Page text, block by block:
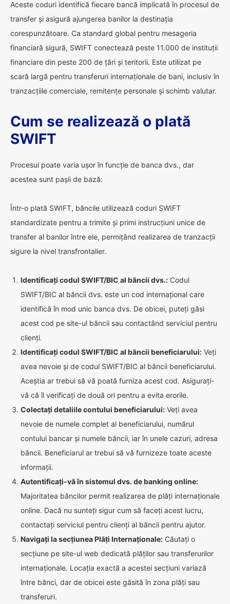
Aceste coduri identifică fiecare bancă implicată în procesul de
transfer și asigură ajungerea banilor la destinația
corespunzătoare. Ca standard global pentru mesageria
financiară sigură, SWIFT conectează peste 11.000 de instituții
financiare din peste 200 de țări și teritorii. Este utilizat pe
scară largă pentru transferuri internaționale de bani, inclusiv în
tranzacțiile comerciale, remitențe personale și schimb valutar.
Cum se realizează o plată
SWIFT
Procesul poate varia ușor în funcție de banca dvs., dar
acestea sunt pașii de bază:
Într-o plată SWIFT, băncile utilizează coduri SWIFT
standardizate pentru a trimite și primi instrucțiuni unice de
transfer al banilor între ele, permițând realizarea de tranzacții
sigure la nivel transfrontalier.
Identificați codul SWIFT/BIC al băncii dvs.: Codul
SWIFT/BIC al băncii dvs. este un cod internațional care
identifică în mod unic banca dvs. De obicei, puteți găsi
acest cod pe site-ul băncii sau contactând serviciul pentru
clienți.
Identificați codul SWIFT/BIC al băncii beneficiarului: Veți
avea nevoie și de codul SWIFT/BIC al băncii beneficiarului.
Aceștia ar trebui să vă poată furniza acest cod. Asigurați-
vă că îl verificați de două ori pentru a evita erorile.
Colectați detaliile contului beneficiarului: Veți avea
nevoie de numele complet al beneficiarului, numărul
contului bancar și numele băncii, iar în unele cazuri, adresa
băncii. Beneficiarul ar trebui să vă furnizeze toate aceste
informații.
Autentificați-vă în sistemul dvs. de banking online:
Majoritatea băncilor permit realizarea de plăți internaționale
online. Dacă nu sunteți sigur cum să faceți acest lucru,
contactați serviciul pentru clienți al băncii pentru ajutor.
Navigați la secțiunea Plăți Internaționale: Căutați o
secțiune pe site-ul web dedicată plăților sau transferurilor
internaționale. Locația exactă a acestei secțiuni variază
între bănci, dar de obicei este găsită în zona plăți sau
transferuri.